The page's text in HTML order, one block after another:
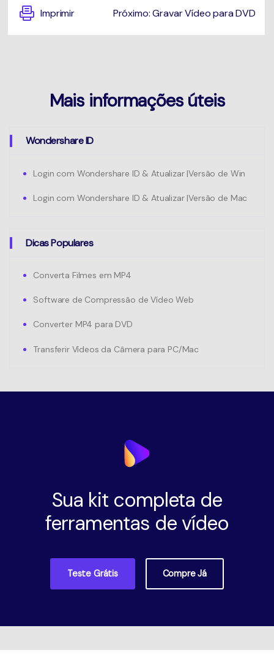
Imprimir Próximo: Gravar Vídeo para DVD
Mais informações úteis
Wondershare ID
Login com Wondershare ID & Atualizar |Versão de Win
Login com Wondershare ID & Atualizar |Versão de Mac
Dicas Populares
Converta Filmes em MP4
Software de Compressão de Vídeo Web
Converter MP4 para DVD
Transferir Vídeos da Câmera para PC/Mac
Sua kit completa de
ferramentas de vídeo
Teste Grátis Compre Já